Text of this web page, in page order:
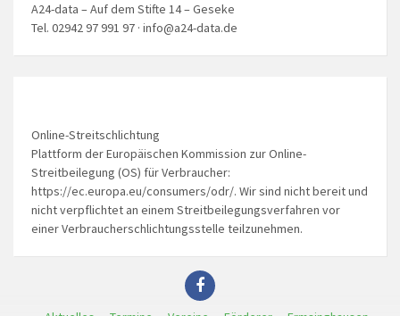
A24-data – Auf dem Stifte 14 – Geseke
Tel. 02942 97 991 97 · info@a24-data.de
Online-Streitschlichtung
Plattform der Europäischen Kommission zur Online-
Streitbeilegung (OS) für Verbraucher:
https://ec.europa.eu/consumers/odr/. Wir sind nicht bereit und
nicht verpflichtet an einem Streitbeilegungsverfahren vor
einer Verbraucherschlichtungsstelle teilzunehmen.